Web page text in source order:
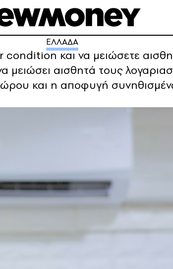
ΕΛΛΑΔΑ
και να μειώσετε
μειώσει αισθητά τους
και η αποφυγή